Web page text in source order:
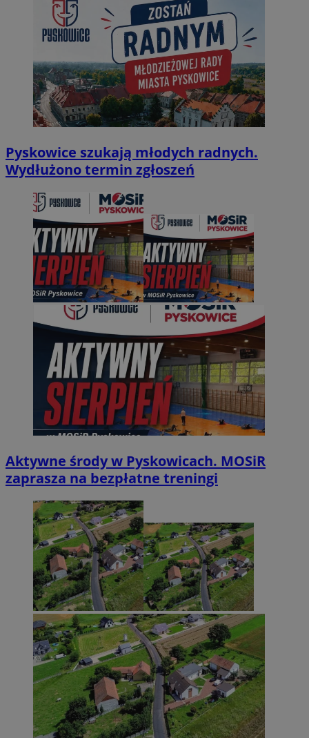
Pyskowice szukają młodych radnych.
Wydłużono termin zgłoszeń
Aktywne środy w Pyskowicach. MOSiR
zaprasza na bezpłatne treningi